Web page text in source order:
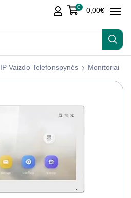
0 0,00€
IP Vaizdo Telefonspynės Monitoriai